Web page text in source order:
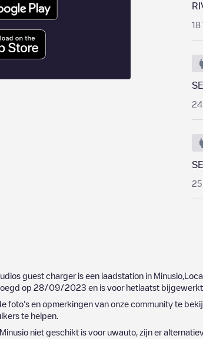
18
24
25
guest chargeris een laadstation in Minusio
op 28/09/2023 en is voor hetlaatst
foto's en opmerkingen van onze community te
te helpen.
Minusio niet geschikt is voor uwauto, zijn er